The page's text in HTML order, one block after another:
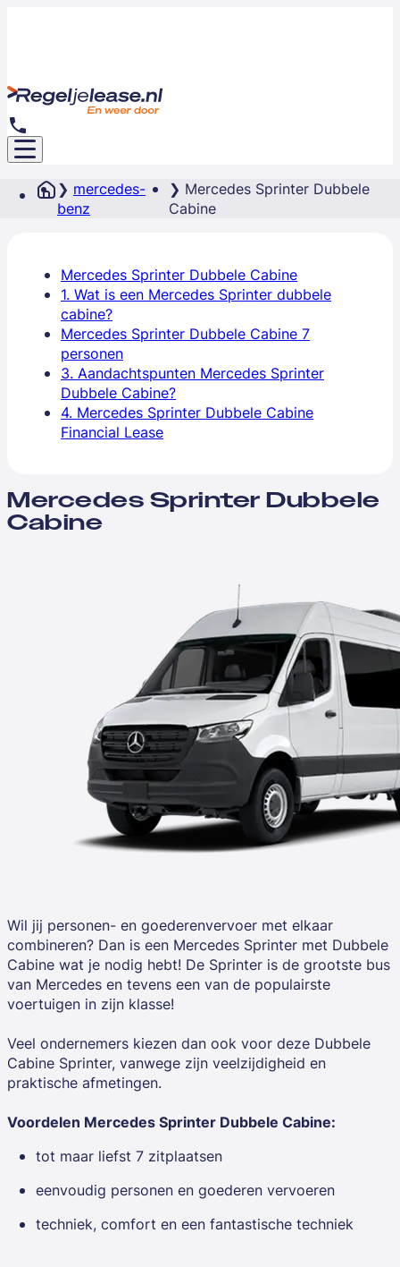
mercedes-
benz
Mercedes Sprinter Dubbele
Cabine
Mercedes Sprinter Dubbele Cabine
1. Wat is een Mercedes Sprinter dubbele
cabine?
Mercedes Sprinter Dubbele Cabine 7
personen
3. Aandachtspunten Mercedes Sprinter
Dubbele Cabine?
4. Mercedes Sprinter Dubbele Cabine
Financial Lease
Mercedes Sprinter Dubbele
Cabine
Wil jij personen- en goederenvervoer met elkaar
combineren? Dan is een Mercedes Sprinter met Dubbele
Cabine wat je nodig hebt! De Sprinter is de grootste bus
van Mercedes en tevens een van de populairste
voertuigen in zijn klasse!
Veel ondernemers kiezen dan ook voor deze Dubbele
Cabine Sprinter, vanwege zijn veelzijdigheid en
praktische afmetingen.
Voordelen Mercedes Sprinter Dubbele Cabine:
tot maar liefst 7 zitplaatsen
eenvoudig personen en goederen vervoeren
techniek, comfort en een fantastische techniek